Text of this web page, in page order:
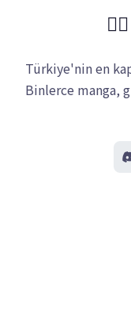
🏴‍☠️
Türkiye'nin en
Binlerce manga,